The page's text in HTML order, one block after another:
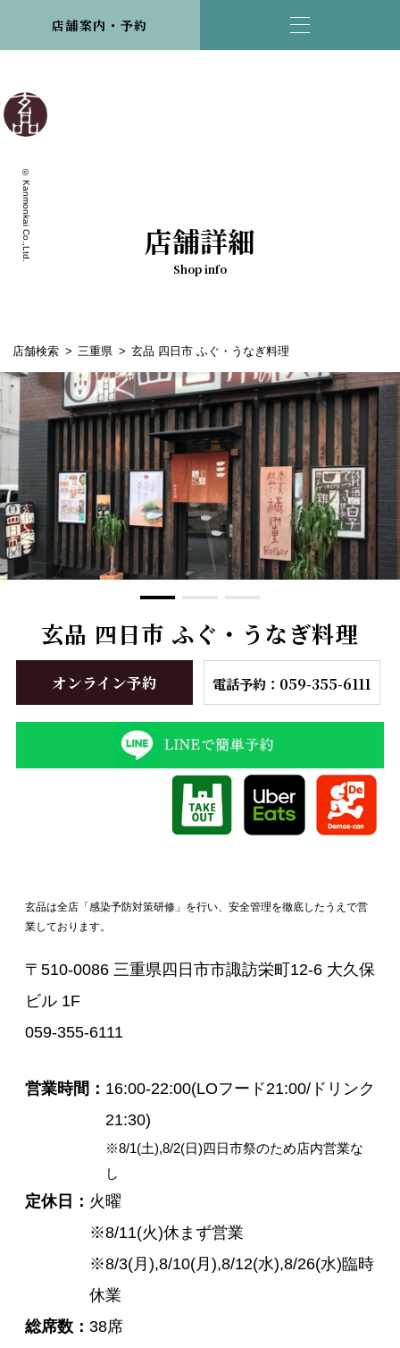
店舗案内・予約
© Kanmonkai Co.,Ltd. 店舗詳細
Shop info
店舗検索 三重県 玄品 四日市 ふぐ・うなぎ料理
玄品 四日市 ふぐ・うなぎ料理
オンライン予約 電話予約：059-355-6111
玄品は全店「感染予防対策研修」を行い、安全管理を徹底したうえで営
業しております。
〒510-0086 三重県四日市市諏訪栄町12-6 大久保
ビル 1F
059-355-6111
営業時間
16:00-22:00(LOフード21:00/ドリンク
21:30)
※8/1(土),8/2(日)四日市祭のため店内営業な
し
定休日
火曜
※8/11(火)休まず営業
※8/3(月),8/10(月),8/12(水),8/26(水)臨時
休業
総席数
38席